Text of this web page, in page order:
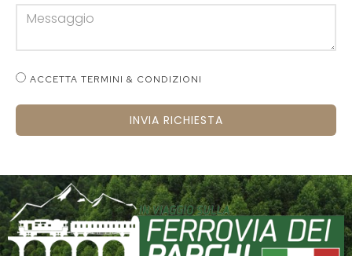
ACCETTA TERMINI & CONDIZIONI
INVIA RICHIESTA